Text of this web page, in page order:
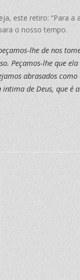
este retiro: “Para a
o nosso tempo.
lhe de nos
Peçamos-lhe que
abrasados
de Deus, que é